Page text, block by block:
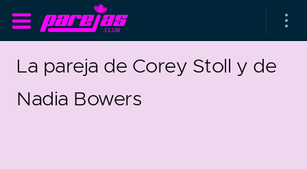
La pareja de Corey Stoll y de
Nadia Bowers